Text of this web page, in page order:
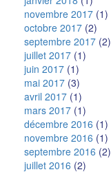
novembre 2017 (1)
octobre 2017 (2)
septembre 2017 (2)
juillet 2017 (1)
juin 2017 (1)
mai 2017 (3)
avril 2017 (1)
mars 2017 (1)
décembre 2016 (1)
novembre 2016 (1)
septembre 2016 (2)
juillet 2016 (2)